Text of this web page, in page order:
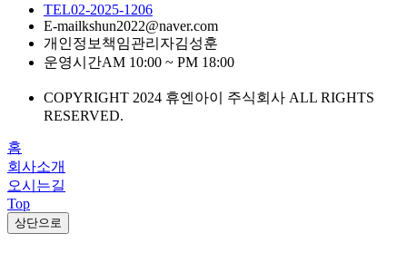
TEL02-2025-1206
E-mailkshun2022@naver.com
개인정보책임관리자김성훈
운영시간AM 10:00 ~ PM 18:00
COPYRIGHT 2024 휴엔아이 주식회사 ALL RIGHTS
RESERVED.
홈
회사소개
오시는길
Top
상단으로